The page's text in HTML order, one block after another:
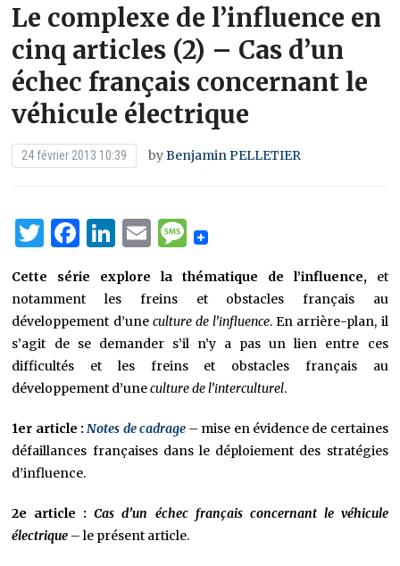
Le complexe de l’influence en
cinq articles (2) – Cas d’un
échec français concernant le
véhicule électrique
24 février 2013 10:39 byBenjamin PELLETIER
Twitter
Facebook
LinkedIn
EmailMessage
Cette série explore la thématique de l’influence,et
notamment les freins et obstacles français au
développement d’une culture de l’influence. En arrière-plan, il
s’agit de se demander s’il n’y a pas un lien entre ces
difficultés et les freins et obstacles français au
développement d’uneculture de l’interculturel.
1er article : Notes de cadrage– mise en évidence de certaines
défaillances françaises dans le déploiement des stratégies
d’influence.
2e article :Cas d’un échec français concernant le véhicule
électrique – le présent article.